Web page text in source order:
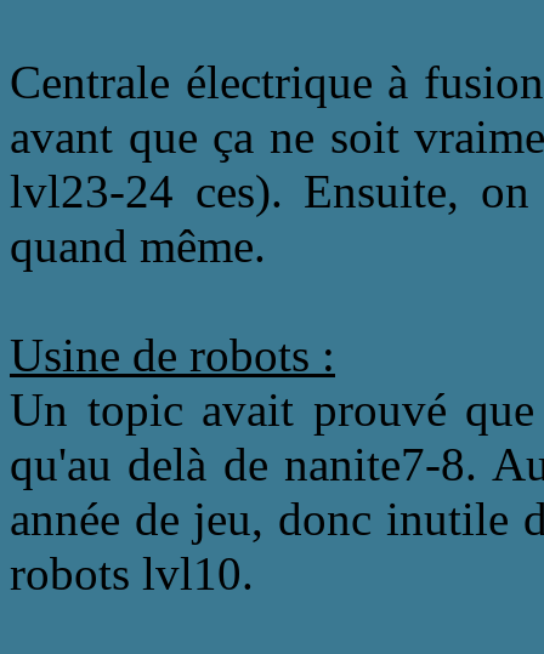
Centrale électrique à
avant que ça ne soit
lvl23-24 ces). Ensuite,
quand même.
Usine de robots :
Un topic avait prouvé
qu'au delà de nanite7-8.
année de jeu, donc inutile
robots lvl10.